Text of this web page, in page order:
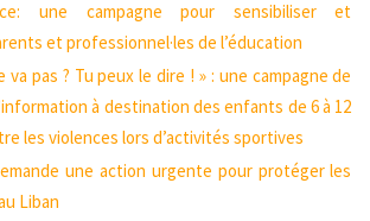
une campagne pour sensibiliser et
et professionnel·les de l’éducation
va pas ? Tu peux le dire ! » : une campagne de
à destination des enfants de 6 à 12
les violences lors d’activités sportives
une action urgente pour protéger les
Liban